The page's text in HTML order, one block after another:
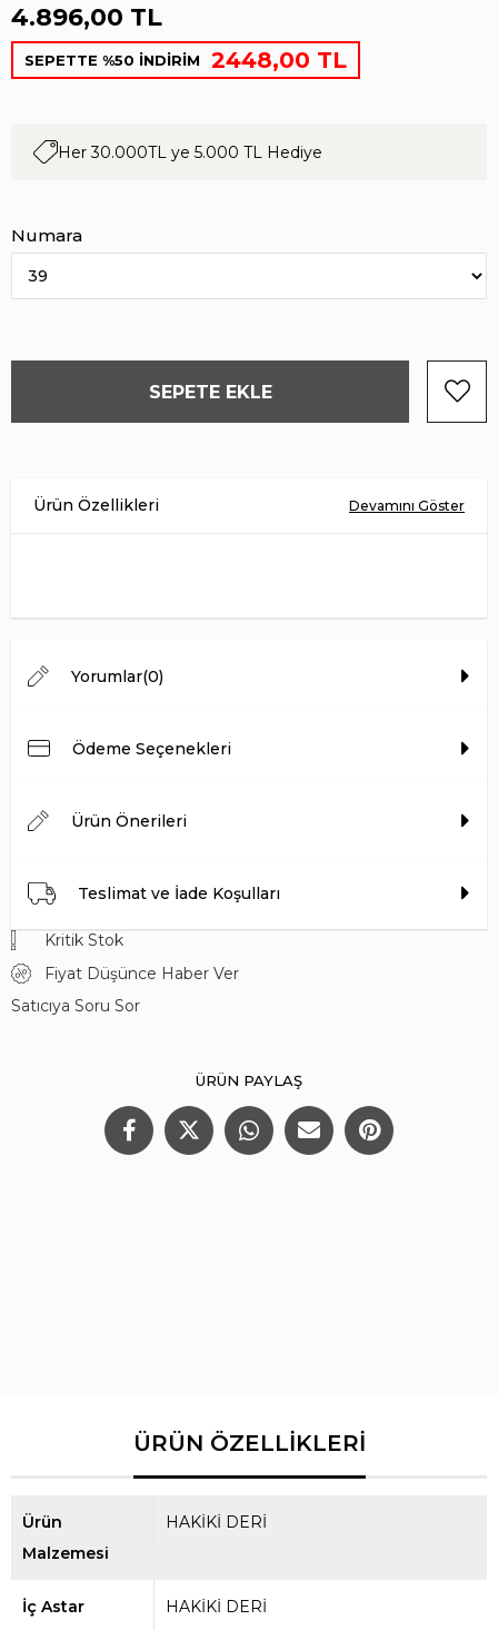
4.896,00 TL
SEPETTE %50 İNDİRİM 2448,00 TL
Her 30.000TL ye 5.000 TL Hediye
Numara
Menşei
TÜRKİYE
Yorumlar(0)
Ödeme Seçenekleri
Ürün Önerileri
Teslimat ve İade Koşulları
Kritik Stok
Fiyat Düşünce Haber Ver
Satıcıya Soru Sor
ÜRÜN PAYLAŞ
Ürün
Malzemesi
HAKİKİ DERİ
İç Astar HAKİKİ DERİ